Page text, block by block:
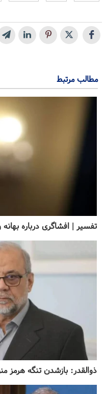
مطالب مرتبط
تفسیر | افشا‌گری درباره
ذوالقدر: بازشدن تنگه هرمز